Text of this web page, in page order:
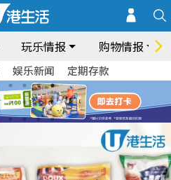
玩乐情报 购物情报
娱乐新闻 定期存款